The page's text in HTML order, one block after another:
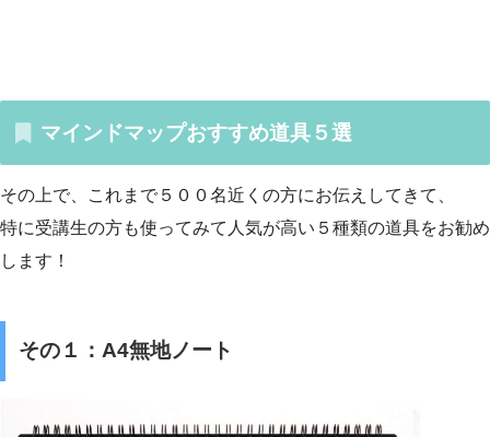
マインドマップおすすめ道具５選
その上で、これまで５００名近くの方にお伝えしてきて、
特に受講生の方も使ってみて人気が高い５種類の道具をお勧め
します！
その１：A4無地ノート